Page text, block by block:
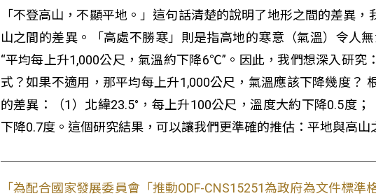
「不登高山，不顯平地。」這句話清楚的說明了地形之間的差異
山之間的差異。「高處不勝寒」則是指高地的寒意（氣溫）令人
“平均每上升1,000公尺，氣溫約下降6℃”。因此，我們想深入研
式？如果不適用，那平均每上升1,000公尺，氣溫應該下降幾度？
的差異：（1）北緯23.5°，每上升100公尺，溫度大約下降0.5度
下降0.7度。這個研究結果，可以讓我們更準確的推估：平地與高山
「為配合國家發展委員會「推動ODF-CNS15251為政府為文件標